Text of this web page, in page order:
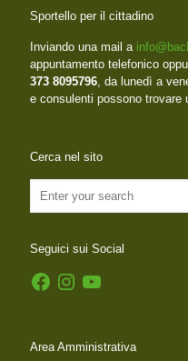
Sportello per il cittadino
Inviando una mail a
appuntamento telefonico
373 8095796, da lunedì a
e consulenti possono trovare
Cerca nel sito
Seguici sui Social
FacebookInstagramYouTube
Area Amministrativa